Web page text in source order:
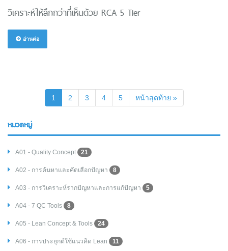
วิเคราะห์ให้ลึกกว่าที่เห็นด้วย RCA 5 Tier
อ่านต่อ
1 (current)
2 3 4 5 หน้าสุดท้าย »
หมวดหมู่
A01 - Quality Concept 21
A02 - การค้นหาและคัดเลือกปัญหา 8
A03 - การวิเคราะห์รากปัญหาและการแก้ปัญหา 5
A04 - 7 QC Tools 8
A05 - Lean Concept & Tools 24
A06 - การประยุกต์ใช้แนวคิด Lean 11